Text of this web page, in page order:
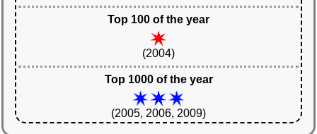
Top 100 of the year
(2004)
Top 1000 of the year
(2005, 2006, 2009)